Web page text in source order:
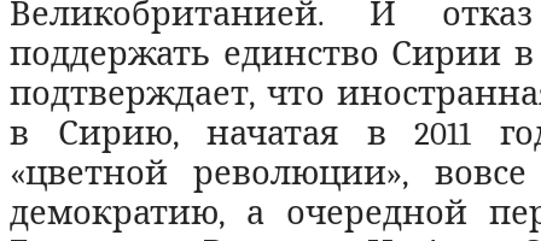
Великобританией. И
поддержать единство Сирии
подтверждает, что
в Сирию, начатая в 2011
«цветной революции»,
демократию, а очередной